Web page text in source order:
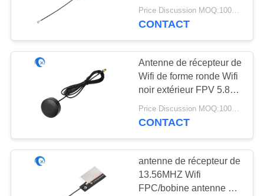
mégahertz
Antenne de 915
mégahertz
30
la bande 2.G/FPC avec
0,81 câbles MHF4
CONTACT
Antenne de récepteur de
Wifi de forme ronde Wifi
noir extérieur FPV 5.8G
aérien
Price Discussion MOQ:100PCS
CONTACT
antenne de récepteur de
13.56MHZ Wifi
FPC/bobine antenne de